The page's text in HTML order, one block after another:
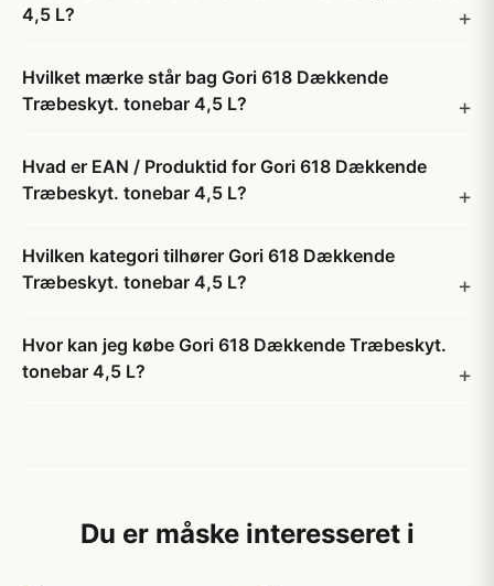
4,5 L?
Hvilket mærke står bag Gori 618 Dækkende
Træbeskyt. tonebar 4,5 L?
Hvad er EAN / Produktid for Gori 618 Dækkende
Træbeskyt. tonebar 4,5 L?
Hvilken kategori tilhører Gori 618 Dækkende
Træbeskyt. tonebar 4,5 L?
Hvor kan jeg købe Gori 618 Dækkende Træbeskyt.
tonebar 4,5 L?
Du er måske interesseret i